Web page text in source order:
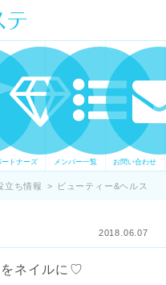
す。 手づくり
テ スキル・セ
マが集まって
ートナーズ メンバー一覧 お問い合わせ
立ち情報 > ビューティー&ヘルス
2018.06.07
をネイルに♡